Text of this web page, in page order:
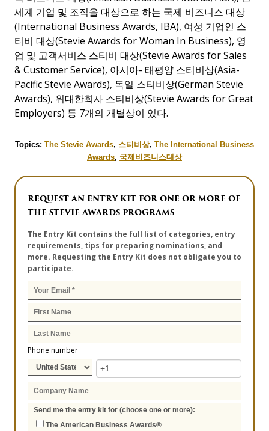
세계 기업 및 조직을 대상으로 하는 국제 비즈니스 대상
(International Business Awards, IBA), 여성 기업인 스
티비 대상(Stevie Awards for Woman In Business), 영
업 및 고객서비스 스티비 대상(Stevie Awards for Sales
& Customer Service), 아시아- 태평양 스티비상(Asia-
Pacific Stevie Awards), 독일 스티비상(German Stevie
Awards), 위대한회사 스티비상(Stevie Awards for Great
Employers) 등 7개의 개별상이 있다.
Topics: The Stevie Awards, 스티비상, The International Business
Awards, 국제비즈니스대상
REQUEST AN ENTRY KIT FOR ONE OR MORE OF
THE STEVIE AWARDS PROGRAMS
The Entry Kit contains the full list of categories, entry
requirements, tips for preparing nominations, and
more. Requesting the Entry Kit does not obligate you to
participate.
Phone number
Send me the entry kit for (choose one or more):
The American Business Awards®